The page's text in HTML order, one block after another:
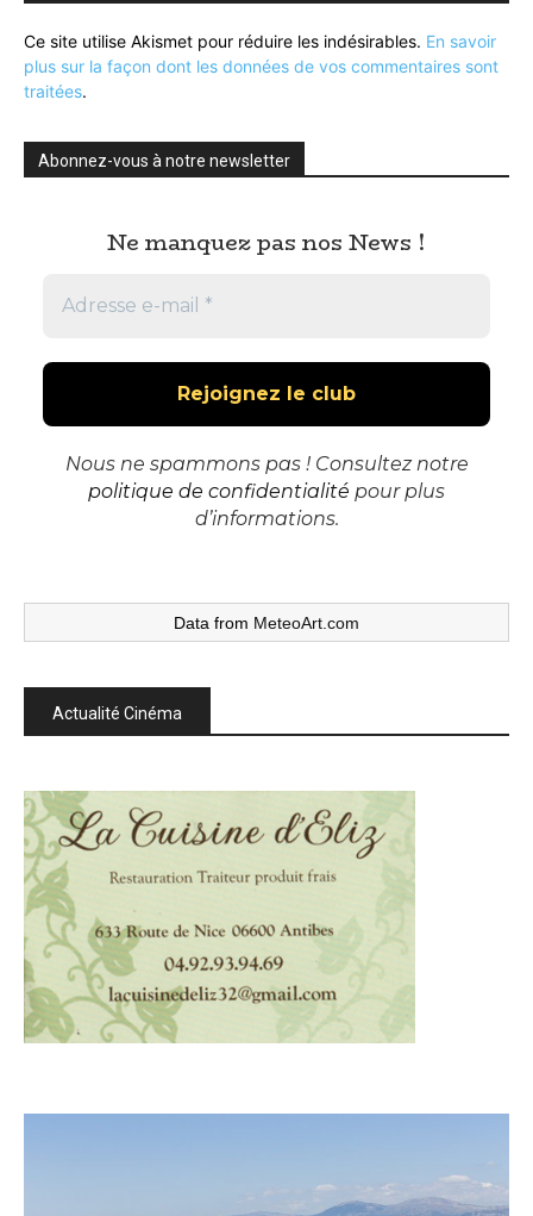
Ce site utilise Akismet pour réduire les indésirables. En savoir
plus sur la façon dont les données de vos commentaires sont
traitées.
Abonnez-vous à notre newsletter
Ne manquez pas nos News !
Nous ne spammons pas ! Consultez notre
politique de confidentialité pour plus
d’informations.
Data from MeteoArt.com
Actualité Cinéma